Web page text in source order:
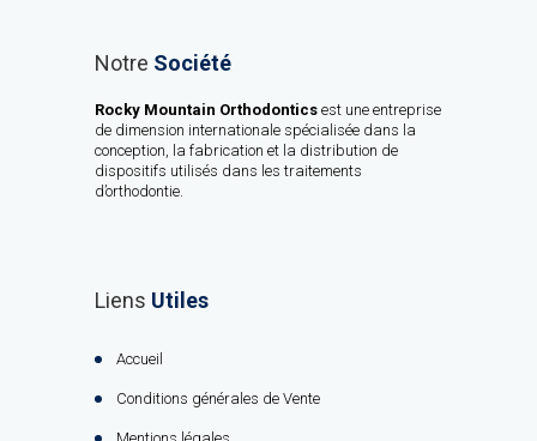
Notre Société
Rocky Mountain Orthodontics est une entreprise
de dimension internationale spécialisée dans la
conception, la fabrication et la distribution de
dispositifs utilisés dans les traitements
d’orthodontie.
Liens Utiles
Accueil
Conditions générales de Vente